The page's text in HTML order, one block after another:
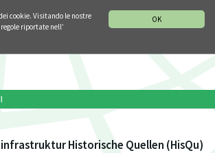
OK
cookie. Visitando le nostre
riportate nell’
Historische Quellen (HisQu)